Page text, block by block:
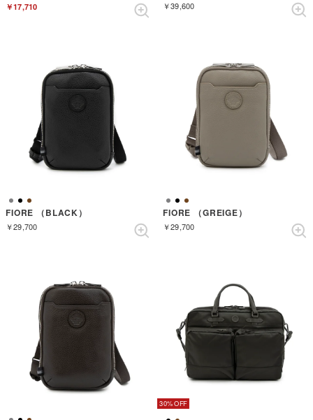
￥17,710 ￥39,600
FIORE （BLACK）
￥29,700
FIORE （GREIGE）
￥29,700
30%